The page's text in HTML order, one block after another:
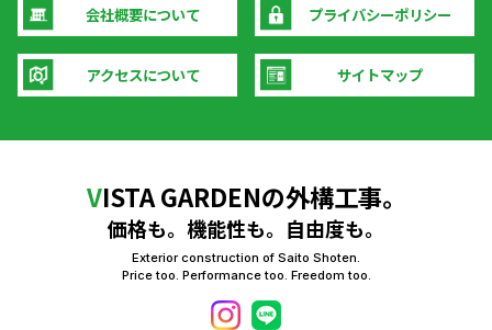
会社概要について プライバシーポリシー
アクセスについて サイトマップ
VISTA GARDENの外構工事。
価格も。機能性も。自由度も。
Exterior construction of Saito Shoten.
Price too. Performance too. Freedom too.